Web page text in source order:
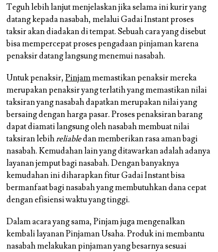
Teguh lebih lanjut menjelaskan jika selama ini kurir yang
datang kepada nasabah, melalui Gadai Instant proses
taksir akan diadakan di tempat. Sebuah cara yang disebut
bisa mempercepat proses pengadaan pinjaman karena
penaksir datang langsung menemui nasabah.
Untuk penaksir,Pinjammemastikan penaksir mereka
merupakan penaksir yang terlatih yang memastikan nilai
taksiran yang nasabah dapatkan merupakan nilai yang
bersaing dengan harga pasar. Proses penaksiran barang
dapat diamati langsung oleh nasabah membuat nilai
taksiran lebihreliabledan memberikan rasa aman bagi
nasabah. Kemudahan lain yang ditawarkan adalah adanya
layanan jemput bagi nasabah. Dengan banyaknya
kemudahan ini diharapkan fitur Gadai Instant bisa
bermanfaat bagi nasabah yang membutuhkan dana cepat
dengan efisiensi waktu yang tinggi.
Dalam acara yang sama, Pinjam juga mengenalkan
kembali layanan Pinjaman Usaha. Produk ini membantu
nasabah melakukan pinjaman yang besarnya sesuai